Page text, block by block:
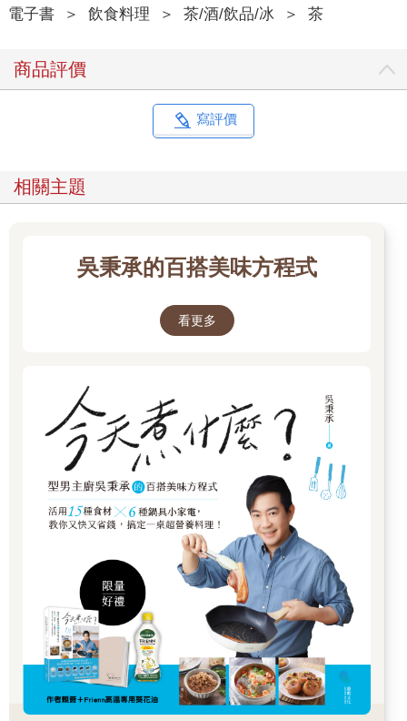
初次喝到這茶的客人，都會不自覺地大喊：「好喝！」進一步追
這樣的茶喝起來甜甜的，因為美味濃縮的關係，100g1000日圓的
煎茶，喝起來竟像玉露一樣溫潤回甘。
品嘗過冷泡茶的美味後，剩下的茶葉注入40〜50℃的溫開水，同
樣是一杯（約100mL）的份量。這次浸泡的時間抓1分鐘。溫的綠
第三泡，這次要注入滾燙的熱水一杯的量，1分鐘後再把茶葉濾
的醍醐味。為什麼以前的茶都沒那麼好喝呢？箇中訣竅，書中將
跳，不過，那茶渣可是好東西。
首先，淋一點（適量）醬油和醋試看看，便是「醋漬茶葉」。接
如果還有茶渣剩下，這次不妨加入200mL的豆漿、200mL的蘋果
汁，放入果汁機裡一起打。就這樣，「茶葉果昔」完成了。你就
當作被騙，姑且喝喝看吧。保證完全沒有怪味，是非常順口、健
康的飲料喔。
按照上述方法，平常丟棄不用的茶渣，可以毫不浪費地被我們吃
下肚。由於茶葉已經泡過三次，裡面的咖啡因已經很少，所以兒
童或孕婦也可安心飲用。
從以前大家就知道茶對健康很好，但用沖泡的方式將茶湯濾出，
只能攝取到茶全部營養的20〜30％。剩下的茶渣除了保有七、八
成營養外，更含有豐富的膳食纖維、非水溶性維生素E、β胡蘿蔔
素等對身體有益的成分，所以藉由茶的全餐，才能完全攝取到茶
的營養。
身心疲憊的午後，配著甜食，享受這麼一套茶的全餐，相信一定
能重新提起幹勁：「好！就再努力一下吧。」
和食已經被聯合國教科文組織選為非物質文化遺產，日本茶的美
味已廣為世人所知。特別是「MATCHA（抹茶）」這個詞已是國
際通用，連同日本文化的「侘寂（Wabi Sabi）」之美被推廣至全
電子書 ＞ 飲食料理 ＞ 茶/酒/飲品/冰 ＞ 茶
商品評價
寫評價
相關主題
吳秉承的百搭美味方程式
看更多